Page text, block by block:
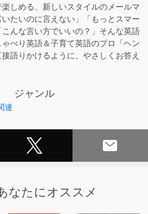
しめる、新しいスタイルのメールマ
たいのに言えない」「もっとスマー
こんな言い方でいいの？」そんな英語
べり英語＆子育て英語のプロ「ヘン
語りかけるように、やさしくお答え
ジャンル
連
なたにオススメ